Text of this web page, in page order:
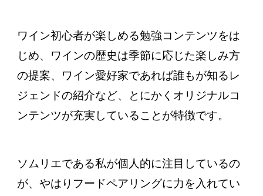
ワイン初心者が楽しめる勉強コンテンツをは
じめ、ワインの歴史は季節に応じた楽しみ方
の提案、ワイン愛好家であれば誰もが知るレ
ジェンドの紹介など、とにかくオリジナルコ
ンテンツが充実していることが特徴です。
ソムリエである私が個人的に注目しているの
が、やはりフードペアリングに力を入れてい